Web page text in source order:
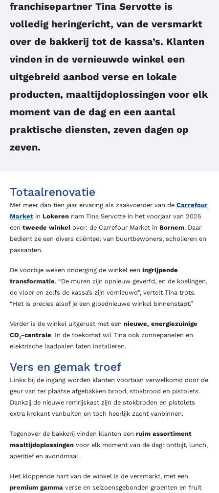
franchisepartner Tina Servotte is
volledig heringericht, van de versmarkt
over de bakkerij tot de kassa’s. Klanten
vinden in de vernieuwde winkel een
uitgebreid aanbod verse en lokale
producten, maaltijdoplossingen voor elk
moment van de dag en een aantal
praktische diensten, zeven dagen op
zeven.
Totaalrenovatie
Met meer dan tien jaar ervaring als zaakvoerder van de Carrefour
Market in Lokeren nam Tina Servotte in het voorjaar van 2025
een tweede winkel over: de Carrefour Market in Bornem. Daar
bedient ze een divers cliënteel van buurtbewoners, scholieren en
passanten.
De voorbije weken onderging de winkel een ingrijpende
transformatie. “De muren zijn opnieuw geverfd, en de koelingen,
de vloer en zelfs de kassa’s zijn vernieuwd”, vertelt Tina trots.
“Het is precies alsof je een gloednieuwe winkel binnenstapt.”
Verder is de winkel uitgerust met een nieuwe, energiezuinige
CO₂-centrale. In de toekomst wil Tina ook zonnepanelen en
elektrische laadpalen laten installeren.
Vers en gemak troef
Links bij de ingang worden klanten voortaan verwelkomd door de
geur van ter plaatse afgebakken brood, stokbrood en pistolets.
Dankzij de nieuwe remrijskast zijn de stokbroden en pistolets
extra krokant vanbuiten en toch heerlijk zacht vanbinnen.
Tegenover de bakkerij vinden klanten een ruim assortiment
maaltijdoplossingen voor elk moment van de dag: ontbijt, lunch,
aperitief en avondmaal.
Het kloppende hart van de winkel is de versmarkt, met een
premium gamma verse en seizoensgebonden groenten en fruit